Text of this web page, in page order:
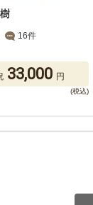
16件
33,000 円